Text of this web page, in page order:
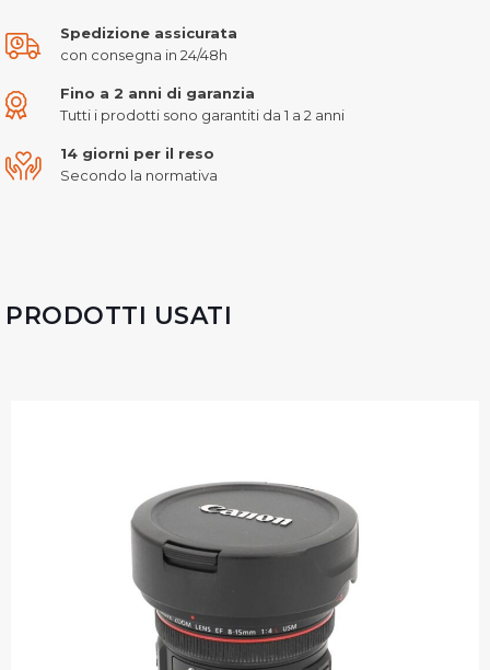
Spedizione assicurata
con consegna in 24/48h
Fino a 2 anni di garanzia
Tutti i prodotti sono garantiti da 1 a 2 anni
14 giorni per il reso
Secondo la normativa
PRODOTTI USATI